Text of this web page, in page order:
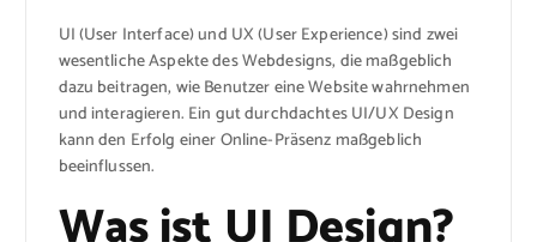
UI (User Interface) und UX (User Experience) sind zwei
wesentliche Aspekte des Webdesigns, die maßgeblich
dazu beitragen, wie Benutzer eine Website wahrnehmen
und interagieren. Ein gut durchdachtes UI/UX Design
kann den Erfolg einer Online-Präsenz maßgeblich
beeinflussen.